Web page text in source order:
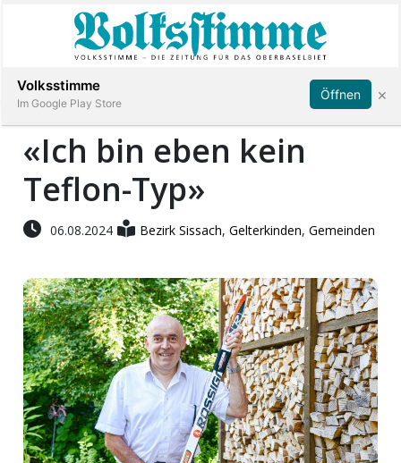
Immobilien
Veranstaltungen
Stellen
E-
Paper
App
Abonnieren Anmelden
«Ich bin eben kein
Teflon-Typ»
06.08.2024 Bezirk Sissach,Gelterkinden,Gemeinden
Volksstimme
Im Google Play Store
Öffnen ×